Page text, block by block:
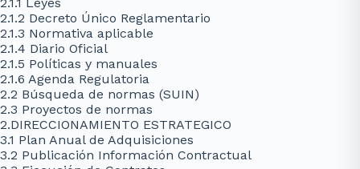
2.1.2 Decreto Único Reglamentario
2.1.3 Normativa aplicable
2.1.4 Diario Oficial
2.1.5 Políticas y manuales
2.1.6 Agenda Regulatoria
2.2 Búsqueda de normas (SUIN)
2.3 Proyectos de normas
2.DIRECCIONAMIENTO ESTRATEGICO
3.1 Plan Anual de Adquisiciones
3.2 Publicación Información Contractual